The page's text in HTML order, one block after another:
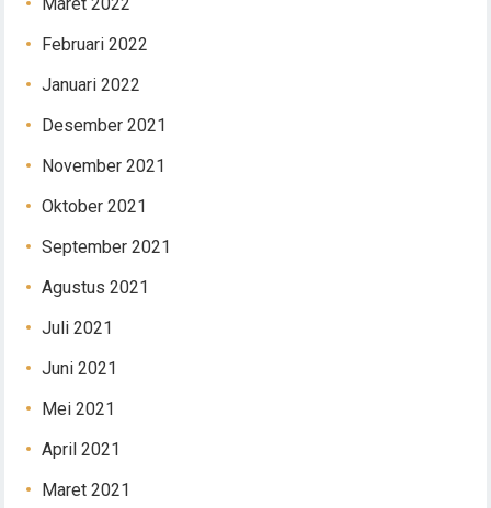
Februari 2022
Januari 2022
Desember 2021
November 2021
Oktober 2021
September 2021
Agustus 2021
Juli 2021
Juni 2021
Mei 2021
April 2021
Maret 2021